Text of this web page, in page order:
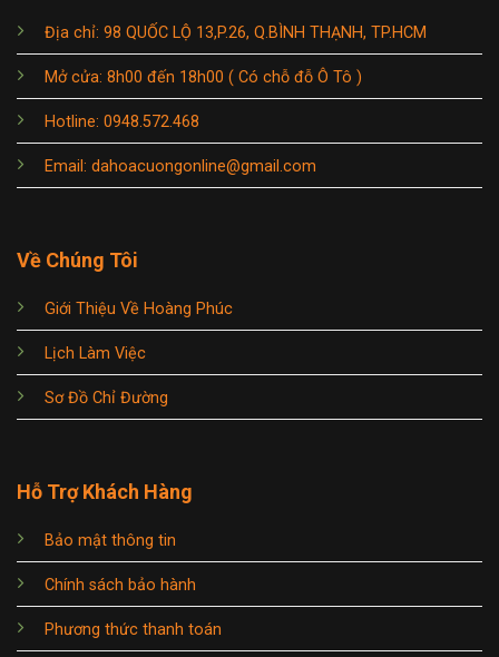
Địa chỉ: 98 QUỐC LỘ 13,P.26, Q.BÌNH THẠNH, TP.HCM
Mở cửa: 8h00 đến 18h00 ( Có chỗ đỗ Ô Tô )
Hotline: 0948.572.468
Email: dahoacuongonline@gmail.com
Về Chúng Tôi
Giới Thiệu Về Hoàng Phúc
Lịch Làm Việc
Sơ Đồ Chỉ Đường
Hỗ Trợ Khách Hàng
Bảo mật thông tin
Chính sách bảo hành
Phương thức thanh toán